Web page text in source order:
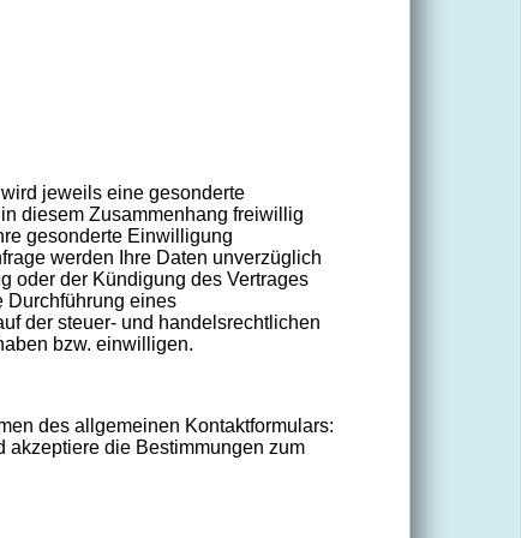
jeweils eine gesonderte
diesem Zusammenhang freiwillig
gesonderte Einwilligung
werden Ihre Daten unverzüglich
oder der Kündigung des Vertrages
Durchführung eines
der steuer- und handelsrechtlichen
bzw. einwilligen.
des allgemeinen Kontaktformulars:
akzeptiere die Bestimmungen zum